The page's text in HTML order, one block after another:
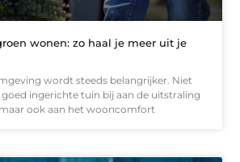
wonen: zo haal je meer uit je
wordt steeds belangrijker. Niet
goed ingerichte tuin bij aan de uitstraling
ook aan het wooncomfort